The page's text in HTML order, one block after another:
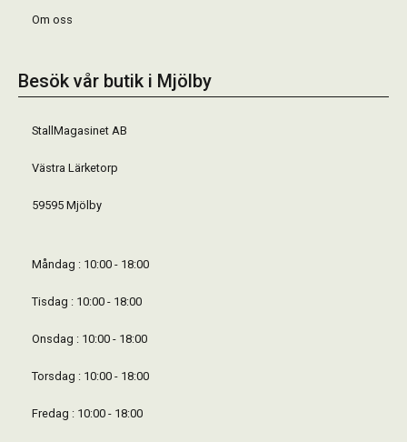
Om oss
Besök vår butik i Mjölby
StallMagasinet AB
Västra Lärketorp
59595 Mjölby
Måndag : 10:00 - 18:00
Tisdag : 10:00 - 18:00
Onsdag : 10:00 - 18:00
Torsdag : 10:00 - 18:00
Fredag : 10:00 - 18:00